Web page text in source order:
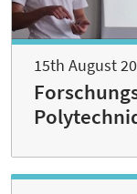
15th August